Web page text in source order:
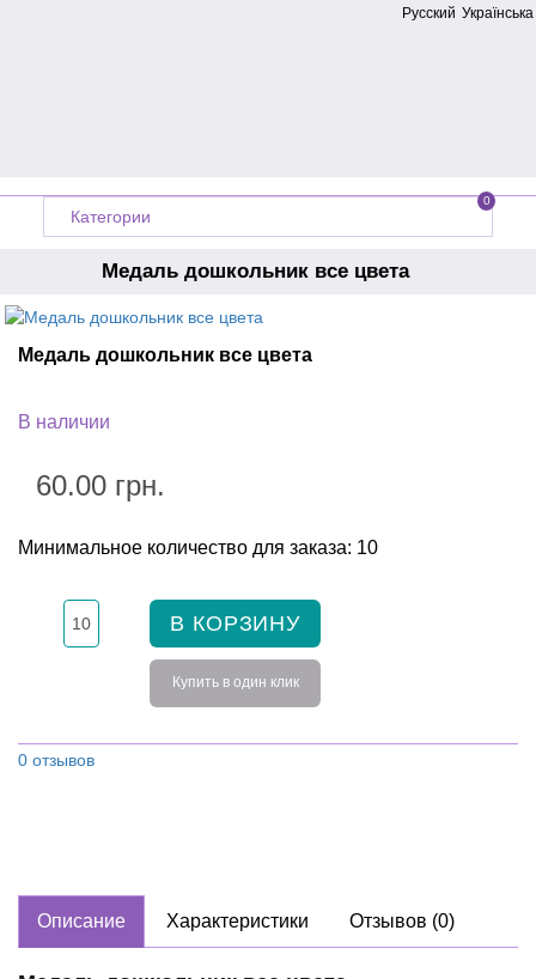
Русский Українська
Категории
0
Медаль дошкольник все цвета
Главная
Медали на выпускной
Медальки выпускник детского сада
Медаль дошкольник все цвета
В наличии
60.00 грн.
Минимальное количество для заказа: 10
В КОРЗИНУ
Купить в один клик
0 отзывов
Описание Характеристики Отзывов (0)